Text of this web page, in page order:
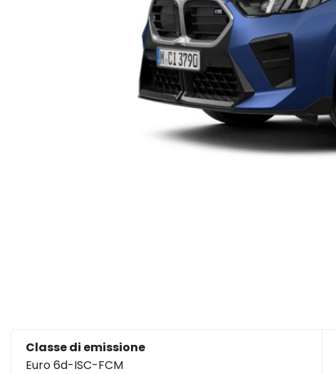
Classe di emissione
Euro 6d-ISC-FCM